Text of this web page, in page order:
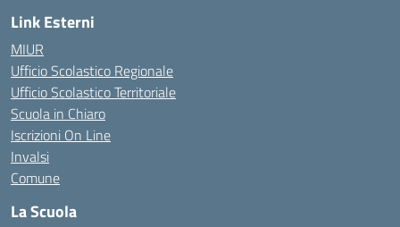
Link Esterni
MIUR
Ufficio Scolastico Regionale
Ufficio Scolastico Territoriale
Scuola in Chiaro
Iscrizioni On Line
Invalsi
Comune
La Scuola